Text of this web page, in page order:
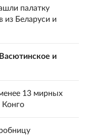
палатку
из Беларуси и
и
13 мирных
Конго